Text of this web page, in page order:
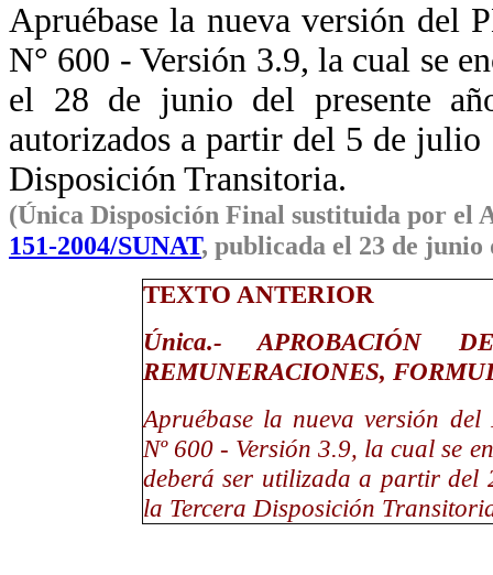
Apruébase la nueva versión del
N° 600 - Versión 3.9, la cual se
el 28 de junio del presente
autorizados a partir del 5 de julio
Disposición Transitoria.
(Única Disposición Final sustituida por el
151-2004/SUNAT, publicada el 23 de junio
TEXTO ANTERIOR
Única.- APROBACIÓN
REMUNERACIONES,
Apruébase la nueva versión
Nº 600 - Versión 3.9, la cual se
deberá ser utilizada a partir del
la Tercera Disposición